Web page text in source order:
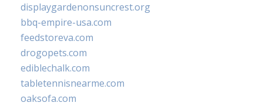
displaygardenonsuncrest.org
bbq-empire-usa.com
feedstoreva.com
drogopets.com
ediblechalk.com
tabletennisnearme.com
oaksofa.com